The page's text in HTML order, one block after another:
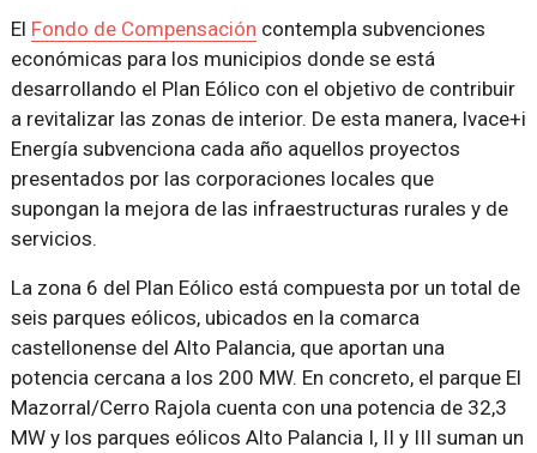
El Fondo de Compensación contempla subvenciones
económicas para los municipios donde se está
desarrollando el Plan Eólico con el objetivo de contribuir
a revitalizar las zonas de interior. De esta manera, Ivace+i
Energía subvenciona cada año aquellos proyectos
presentados por las corporaciones locales que
supongan la mejora de las infraestructuras rurales y de
servicios.
La zona 6 del Plan Eólico está compuesta por un total de
seis parques eólicos, ubicados en la comarca
castellonense del Alto Palancia, que aportan una
potencia cercana a los 200 MW. En concreto, el parque El
Mazorral/Cerro Rajola cuenta con una potencia de 32,3
MW y los parques eólicos Alto Palancia I, II y III suman un